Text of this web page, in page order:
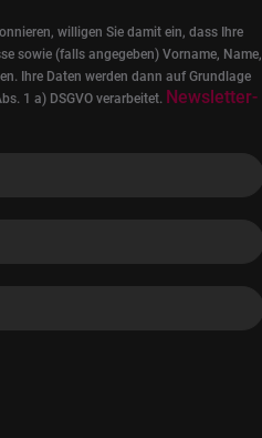
willigen Sie damit ein, dass Ihre
sowie (falls angegeben) Vorname, Name,
Ihre Daten werden dann auf Grundlage
1 a) DSGVO verarbeitet. Newsletter-